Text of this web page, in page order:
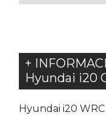
+
Hyundai i20
Hyundai i20